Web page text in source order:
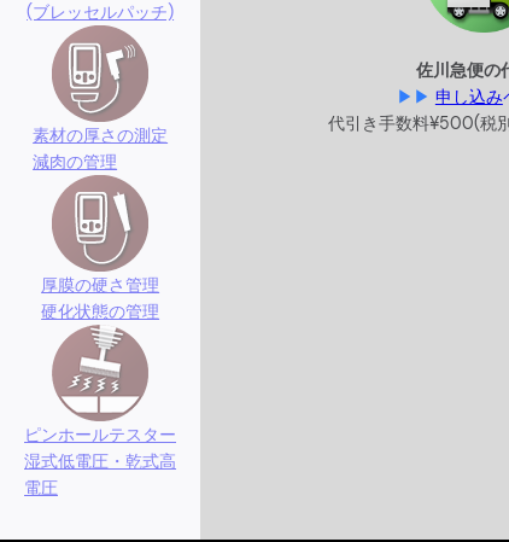
(ブレッセルパッチ)
素材の厚さの測定
減肉の管理
厚膜の硬さ管理
硬化状態の管理
ピンホールテスター
湿式低電圧・乾式高
電圧
佐川急便の
▶▶ 申し込み
代引き手数料¥500(税